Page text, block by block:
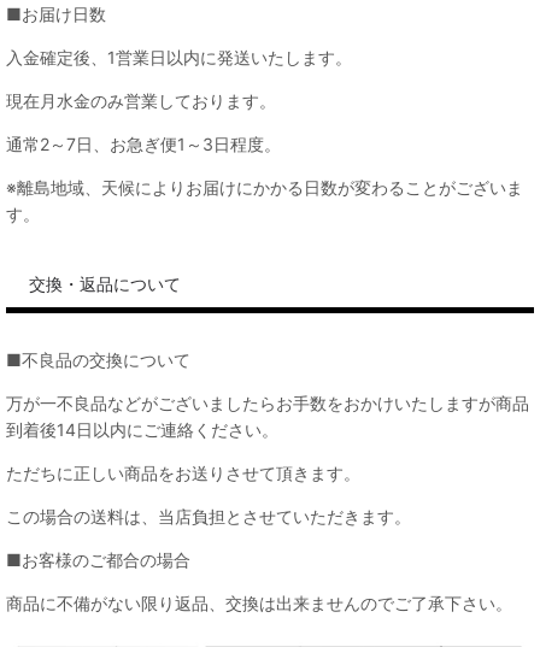
■お届け日数
入金確定後、1営業日以内に発送いたします。
現在月水金のみ営業しております。
通常2～7日、お急ぎ便1～3日程度。
※離島地域、天候によりお届けにかかる日数が変わることがございま
す。
交換・返品について
■不良品の交換について
万が一不良品などがございましたらお手数をおかけいたしますが商品
到着後14日以内にご連絡ください。
ただちに正しい商品をお送りさせて頂きます。
この場合の送料は、当店負担とさせていただきます。
■お客様のご都合の場合
商品に不備がない限り返品、交換は出来ませんのでご了承下さい。